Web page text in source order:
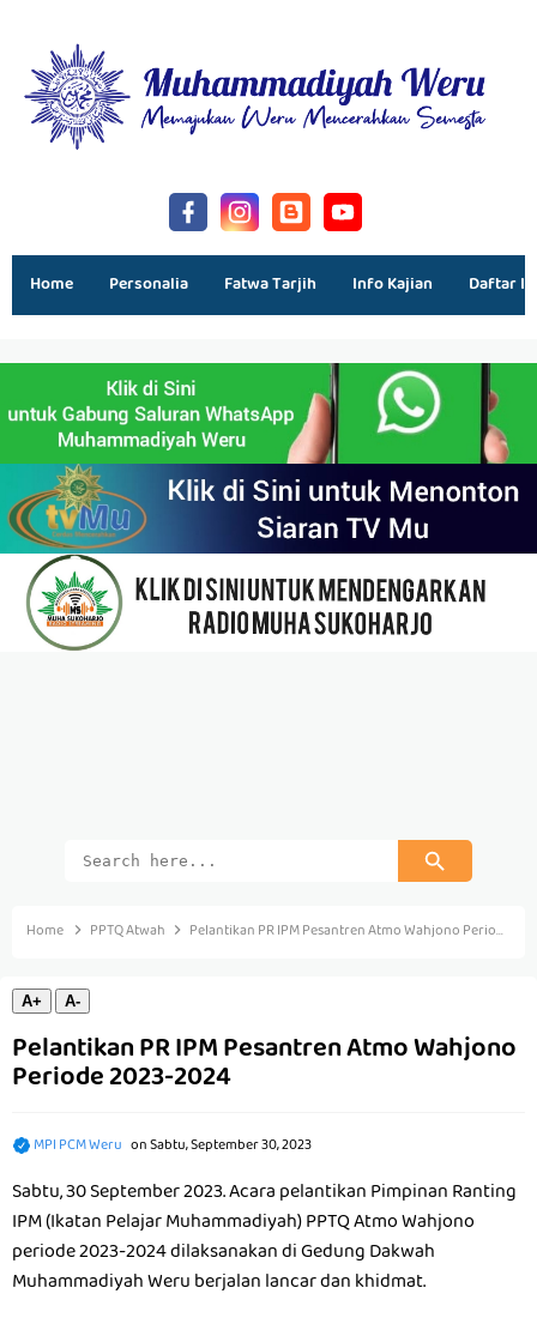
Home Personalia Fatwa Tarjih Info Kajian Daftar Isi
Home PPTQ Atwah Pelantikan PR IPM Pesantren Atmo Wahjono Periode 2023-2024
A+ A-
Pelantikan PR IPM Pesantren Atmo Wahjono
Periode 2023-2024
MPI PCM Weru onSabtu, September 30, 2023
Sabtu, 30 September 2023. Acara pelantikan Pimpinan Ranting
IPM (Ikatan Pelajar Muhammadiyah) PPTQ Atmo Wahjono
periode 2023-2024 dilaksanakan di Gedung Dakwah
Muhammadiyah Weru berjalan lancar dan khidmat.